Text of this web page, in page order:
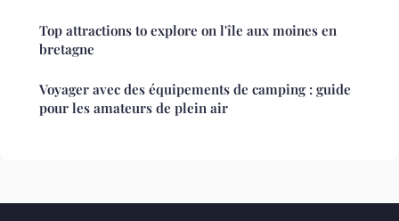
Top attractions to explore on l'île aux moines en
bretagne
Voyager avec des équipements de camping : guide
pour les amateurs de plein air